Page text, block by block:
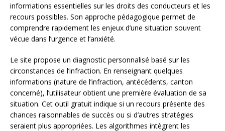
informations essentielles sur les droits des conducteurs et les
recours possibles. Son approche pédagogique permet de
comprendre rapidement les enjeux d’une situation souvent
vécue dans l’urgence et l’anxiété.
Le site propose un diagnostic personnalisé basé sur les
circonstances de l’infraction. En renseignant quelques
informations (nature de l’infraction, antécédents, canton
concerné), l’utilisateur obtient une première évaluation de sa
situation. Cet outil gratuit indique si un recours présente des
chances raisonnables de succès ou si d’autres stratégies
seraient plus appropriées. Les algorithmes intègrent les